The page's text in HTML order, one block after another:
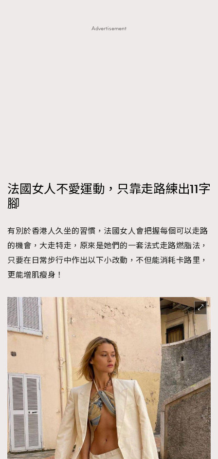
Advertisement
法國女人不愛運動，只靠走路練出11字
腳
有別於香港人久坐的習慣，法國女人會把握每個可以走路
的機會，大走特走，原來是她們的一套法式走路燃脂法，
只要在日常步行中作出以下小改動，不但能消耗卡路里，
更能增肌瘦身！